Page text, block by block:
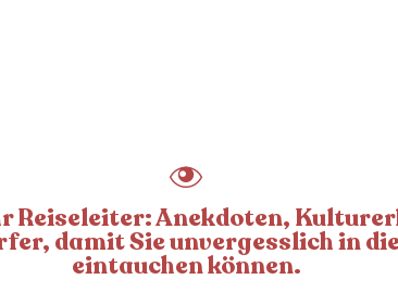
Anekdoten,
damit Sie unvergesslich in
eintauchen können.